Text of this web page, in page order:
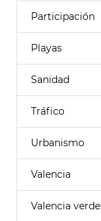
Participación
Playas
Sanidad
Tráfico
Urbanismo
Valencia
Valencia verde